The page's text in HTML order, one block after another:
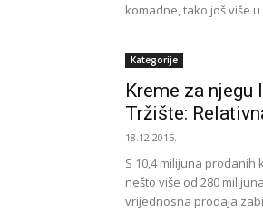
komadne, tako još više u
Kategorije
Kreme za
Tržište:
18.12.2015.
S 10,4 milijuna
nešto više od 280
vrijednosna prodaja